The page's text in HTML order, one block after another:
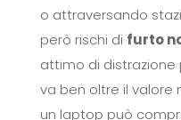
o attraversando
però rischi di furto
attimo di distrazione
va ben oltre il valore
un laptop può